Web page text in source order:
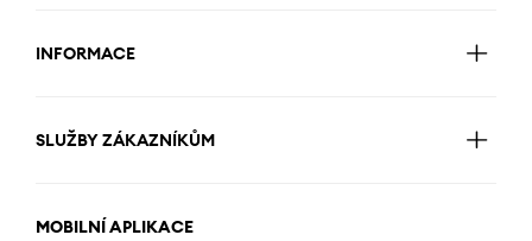
INFORMACE
SLUŽBY ZÁKAZNÍKŮM
MOBILNÍ APLIKACE